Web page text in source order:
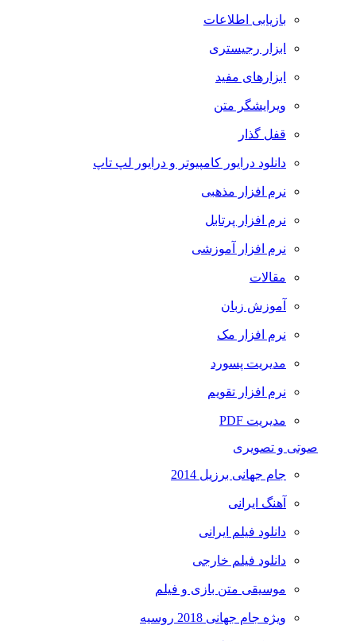
بازیابی اطلاعات
ابزار رجیستری
ابزارهای مفید
ویرایشگر متن
قفل گذار
دانلود درایور کامپیوتر و درایور لپ تاپ
نرم افزار مذهبی
نرم افزار پرتابل
نرم افزار آموزشی
مقالات
آموزش زبان
نرم افزار مک
مدیریت پسورد
نرم افزار تقویم
مدیریت PDF
صوتی و تصویری
جام جهانی برزیل 2014
آهنگ ایرانی
دانلود فیلم ایرانی
دانلود فیلم خارجی
موسیقی متن بازی و فیلم
ویژه جام جهانی 2018 روسیه